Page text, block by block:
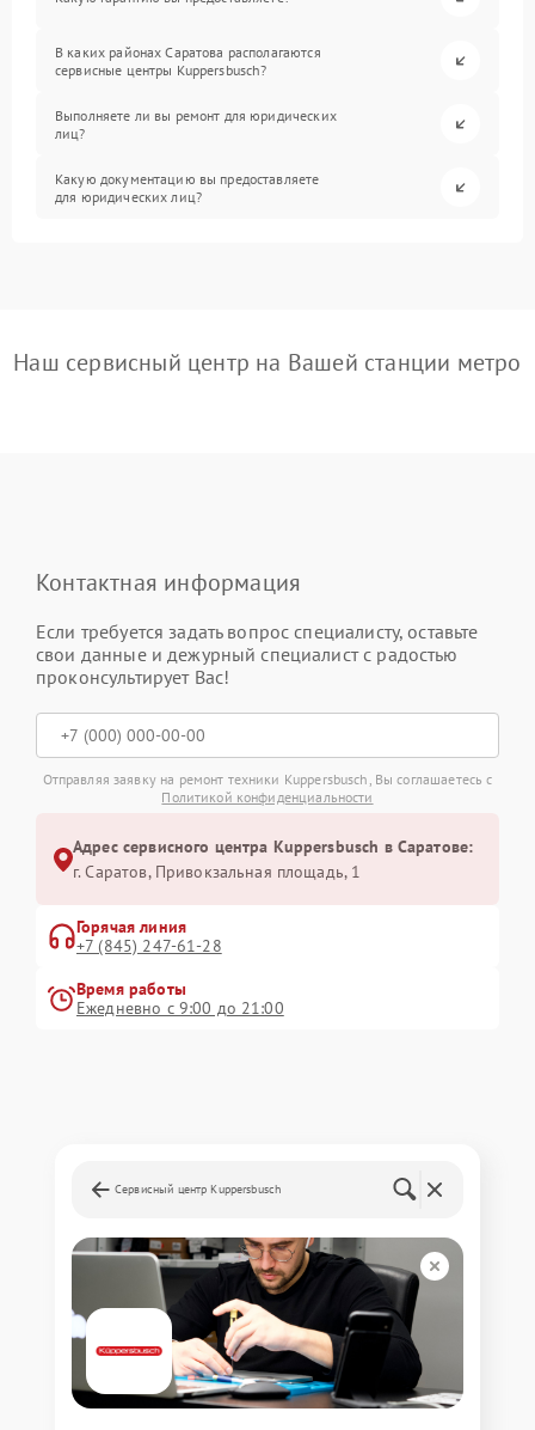
В каких районах Саратова располагаются
сервисные центры Kuppersbusch?
Выполняете ли вы ремонт для юридических
лиц?
Какую документацию вы предоставляете
для юридических лиц?
Наш сервисный центр на Вашей станции метро
Контактная информация
Если требуется задать вопрос специалисту, оставьте
свои данные и дежурный специалист с радостью
проконсультирует Вас!
Отправляя заявку на ремонт техники Kuppersbusch, Вы соглашаетесь с
Политикой конфиденциальности
Адрес сервисного центра Kuppersbusch в Саратове:
г. Саратов, Привокзальная площадь, 1
Горячая линия
+7 (845) 247-61-28
Время работы
Ежедневно с 9:00 до 21:00
Сервисный центр Kuppersbusch